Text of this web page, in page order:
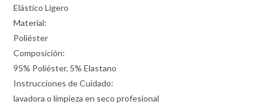
Elástico Ligero
Material:
Poliéster
Composición:
95% Poliéster, 5% Elastano
Instrucciones de Cuidado:
lavadora o limpieza en seco profesional